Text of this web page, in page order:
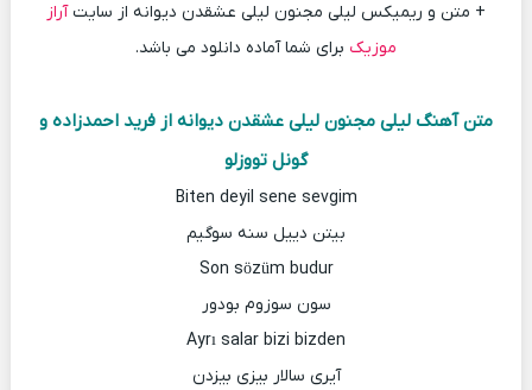
+ متن و ریمیکس لیلی مجنون لیلی عشقدن دیوانه از سایتآراز
موزیک برای شما آماده دانلود می باشد.
متن آهنگ لیلی مجنون لیلی عشقدن دیوانه از فرید احمدزاده و
گونل تووزلو
Biten deyil sene sevgim
بیتن دییل سنه سوگیم
Son sözüm budur
سون سوزوم بودور
Ayrı salar bizi bizden
آیری سالار بیزی بیزدن